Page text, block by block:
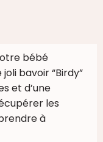
bébé
bavoir “Birdy”
et d’une
les
à